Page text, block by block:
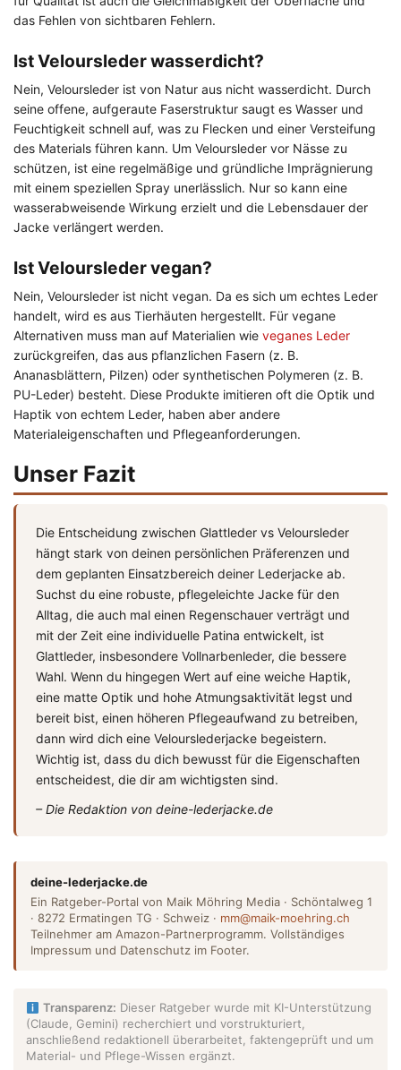
das Fehlen von sichtbaren Fehlern.
Ist Veloursleder wasserdicht?
Nein, Veloursleder ist von Natur aus nicht wasserdicht. Durch
seine offene, aufgeraute Faserstruktur saugt es Wasser und
Feuchtigkeit schnell auf, was zu Flecken und einer Versteifung
des Materials führen kann. Um Veloursleder vor Nässe zu
schützen, ist eine regelmäßige und gründliche Imprägnierung
mit einem speziellen Spray unerlässlich. Nur so kann eine
wasserabweisende Wirkung erzielt und die Lebensdauer der
Jacke verlängert werden.
Ist Veloursleder vegan?
Nein, Veloursleder ist nicht vegan. Da es sich um echtes Leder
handelt, wird es aus Tierhäuten hergestellt. Für vegane
Alternativen muss man auf Materialien wie veganes Leder
zurückgreifen, das aus pflanzlichen Fasern (z. B.
Ananasblättern, Pilzen) oder synthetischen Polymeren (z. B.
PU-Leder) besteht. Diese Produkte imitieren oft die Optik und
Haptik von echtem Leder, haben aber andere
Materialeigenschaften und Pflegeanforderungen.
Unser Fazit
Die Entscheidung zwischen Glattleder vs Veloursleder
hängt stark von deinen persönlichen Präferenzen und
dem geplanten Einsatzbereich deiner Lederjacke ab.
Suchst du eine robuste, pflegeleichte Jacke für den
Alltag, die auch mal einen Regenschauer verträgt und
mit der Zeit eine individuelle Patina entwickelt, ist
Glattleder, insbesondere Vollnarbenleder, die bessere
Wahl. Wenn du hingegen Wert auf eine weiche Haptik,
eine matte Optik und hohe Atmungsaktivität legst und
bereit bist, einen höheren Pflegeaufwand zu betreiben,
dann wird dich eine Velourslederjacke begeistern.
Wichtig ist, dass du dich bewusst für die Eigenschaften
entscheidest, die dir am wichtigsten sind.
– Die Redaktion von deine-lederjacke.de
deine-lederjacke.de
Ein Ratgeber-Portal von Maik Möhring Media · Schöntalweg 1
· 8272 Ermatingen TG · Schweiz · mm@maik-moehring.ch
Teilnehmer am Amazon-Partnerprogramm. Vollständiges
Impressum und Datenschutz im Footer.
Transparenz: Dieser Ratgeber wurde mit KI-Unterstützung
(Claude, Gemini) recherchiert und vorstrukturiert,
anschließend redaktionell überarbeitet, faktengeprüft und um
Material- und Pflege-Wissen ergänzt.